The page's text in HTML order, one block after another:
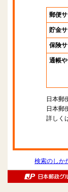
郵便
貯金
保険
通帳
日本郵
日本郵
詳しく
検索のしか